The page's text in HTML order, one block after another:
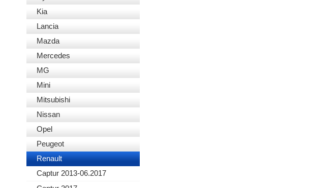
Kia
Lancia
Mazda
Mercedes
MG
Mini
Mitsubishi
Nissan
Opel
Peugeot
Renault
Captur 2013-06.2017